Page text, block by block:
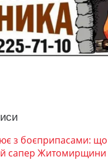
з боєприпасами:
сапер Житомирщини